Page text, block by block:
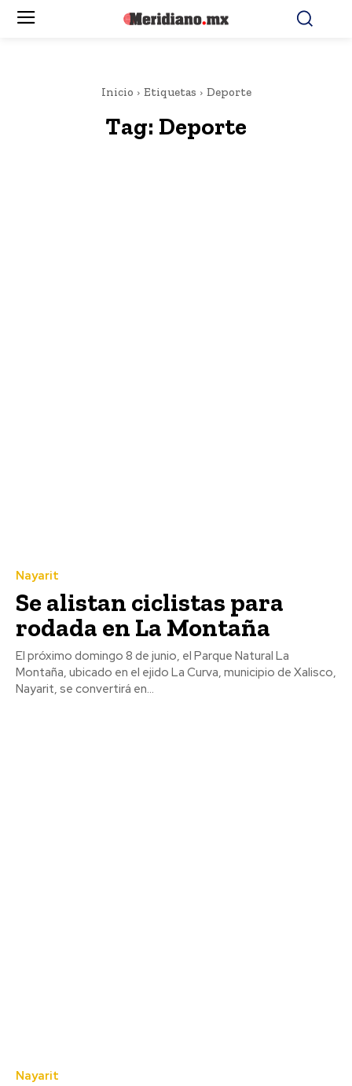
Inicio Etiquetas Deporte
Tag: Deporte
Nayarit
Se alistan ciclistas para
rodada en La Montaña
El próximo domingo 8 de junio, el Parque Natural La
Montaña, ubicado en el ejido La Curva, municipio de Xalisco,
Nayarit, se convertirá en...
Nayarit